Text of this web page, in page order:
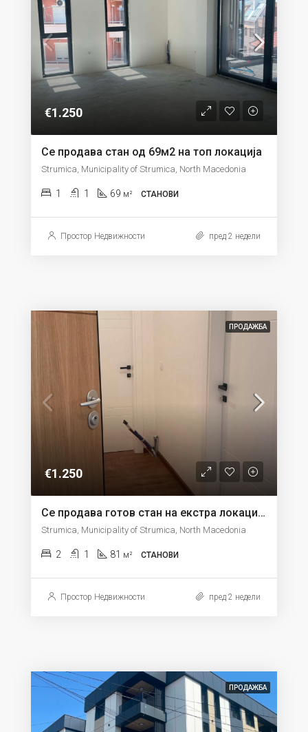
€1.250
Се продава стан од 69м2 на топ локација
Strumica, Municipality of Strumica, North Macedonia
1 1 69 м² СТАНОВИ
Простор Недвижности пред 2 недели
ПРОДАЖБА
€1.250
Се продава готов стан на екстра локација од 81м2 на 3 кат во Струмица
Strumica, Municipality of Strumica, North Macedonia
2 1 81 м² СТАНОВИ
Простор Недвижности пред 2 недели
ПРОДАЖБА